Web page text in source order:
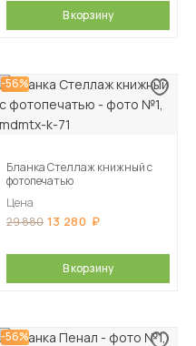
В корзину
-56%
Бланка Стеллаж книжный с
фотопечатью
Цена
29 880 13 280
В корзину
-56%